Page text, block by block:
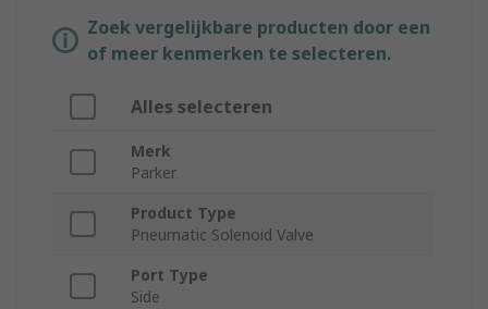
Zoek vergelijkbare producten door een
of meer kenmerken te selecteren.
Alles selecteren
Merk
Parker
Product Type
Pneumatic Solenoid Valve
Port Type
Side